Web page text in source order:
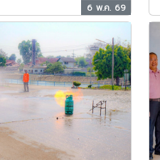
6 พ.ค. 69